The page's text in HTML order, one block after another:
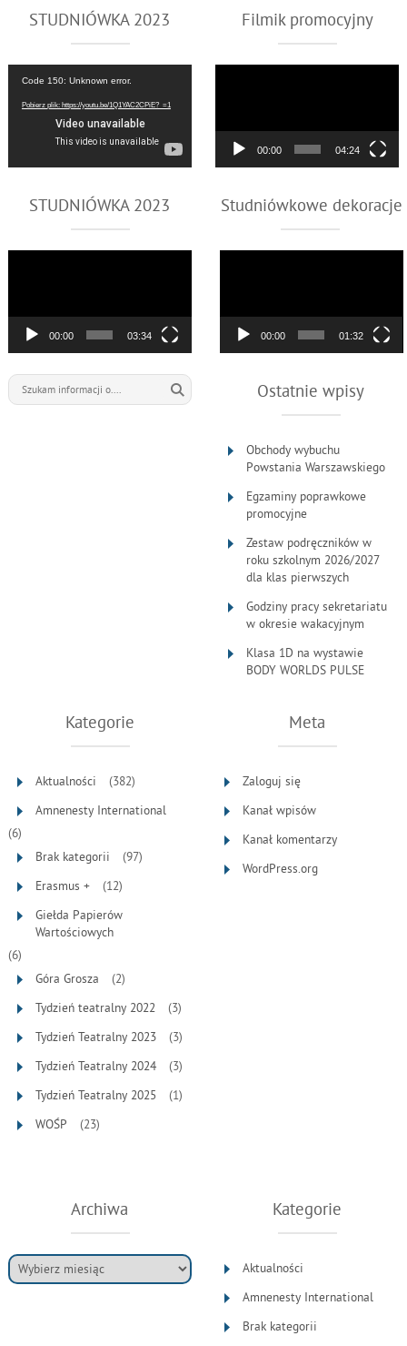
STUDNIÓWKA 2023
Code 150: Unknown error.
Pobierz plik: https://youtu.be/1Q1YAC2CPiE?_=1
Filmik promocyjny
00:00 04:24
STUDNIÓWKA 2023
00:00 03:34
Studniówkowe dekoracje
00:00 01:32
Ostatnie wpisy
Obchody wybuchu
Powstania Warszawskiego
Egzaminy poprawkowe
promocyjne
Zestaw podręczników w
roku szkolnym 2026/2027
dla klas pierwszych
Godziny pracy sekretariatu
w okresie wakacyjnym
Klasa 1D na wystawie
BODY WORLDS PULSE
Kategorie
Aktualności
(382)
Amnenesty International
(6)
Brak kategorii
(97)
Erasmus +
(12)
Giełda Papierów
Wartościowych
(6)
Góra Grosza
(2)
Tydzień teatralny 2022
(3)
Tydzień Teatralny 2023
(3)
Tydzień Teatralny 2024
(3)
Tydzień Teatralny 2025
(1)
WOŚP
(23)
Meta
Zaloguj się
Kanał wpisów
Kanał komentarzy
WordPress.org
Archiwa Kategorie
Aktualności
Amnenesty International
Brak kategorii